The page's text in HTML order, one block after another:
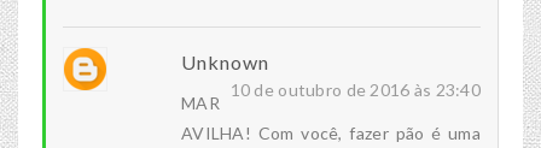
Unknown
10 de outubro de 2016 às 23:40
MAR
AVILHA! Com você, fazer pão é uma